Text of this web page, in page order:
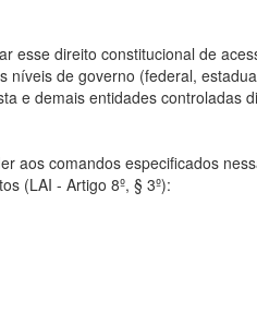
esse direito constitucional de
de governo (federal,
e demais entidades controladas
aos comandos especificados
(LAI - Artigo 8º, § 3º):